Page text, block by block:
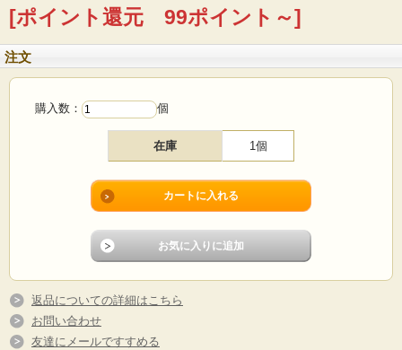
[ポイント還元 99ポイント～]
注文
購入数： 個
在庫 1個
返品についての詳細はこちら
お問い合わせ
友達にメールですすめる